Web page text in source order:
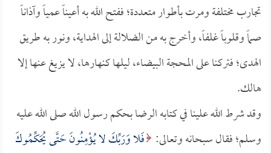
تجارب مختلفة ومرت بأطوار متعددة؛ ففتح الله به أعيناً عمياً وآذاناً
صماً وقلوباً غلفاً، وأخرج به من الضلالة إلى الهداية، ونور به طريق
الهدى؛ فتركنا على المحجة البيضاء، ليلها كنهارها، لا يزيغ عنها إلا
هالك.
وقد شرط الله علينا في كتابه الرضا بحكم رسول الله صلى الله عليه
وسلم؛ فقال سبحانه وتعالى: فَلا وَرَبِّكَ لا يُؤْمِنُونَ حَتَّى يُحَكِّمُوكَ